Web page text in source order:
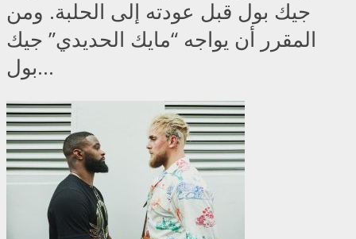
جيك بول قبل عودته إلى الحلبة. ومن
المقرر أن يواجه “مايك الحديدي” جيك
بول...